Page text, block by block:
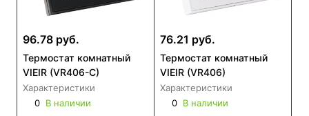
96.78 руб.
Термостат комнатный
VIEIR (VR406-C)
Характеристики
0 В наличии
76.21 руб.
Термостат комнатный
VIEIR (VR406)
Характеристики
0 В наличии